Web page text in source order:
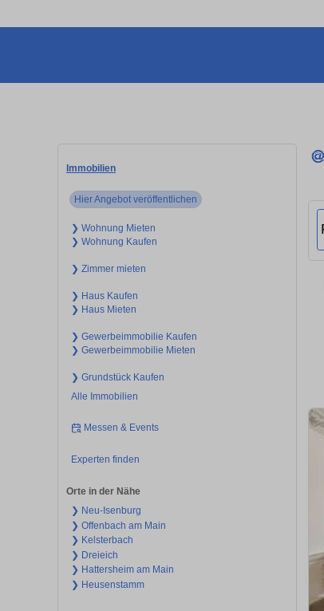
Immobilien
Hier Angebot veröffentlichen
❯ Wohnung Mieten
❯ Wohnung Kaufen
❯ Zimmer mieten
❯ Haus Kaufen
❯ Haus Mieten
❯ Gewerbeimmobilie Kaufen
❯ Gewerbeimmobilie Mieten
❯ Grundstück Kaufen
Alle Immobilien
Messen & Events
Experten finden
Orte in der Nähe
❯ Neu-Isenburg
❯ Offenbach am Main
❯ Kelsterbach
❯ Dreieich
❯ Hattersheim am Main
❯ Heusenstamm